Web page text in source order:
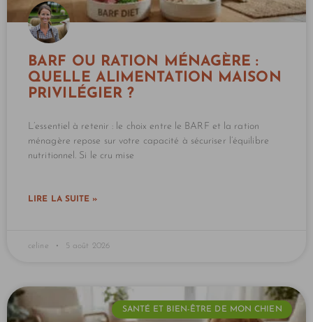
BARF OU RATION MÉNAGÈRE :
QUELLE ALIMENTATION MAISON
PRIVILÉGIER ?
L’essentiel à retenir : le choix entre le BARF et la ration
ménagère repose sur votre capacité à sécuriser l’équilibre
nutritionnel. Si le cru mise
LIRE LA SUITE »
celine 5 août 2026
SANTÉ ET BIEN-ÊTRE DE MON CHIEN